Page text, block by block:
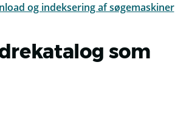
og indeksering af søgemaskiner
som